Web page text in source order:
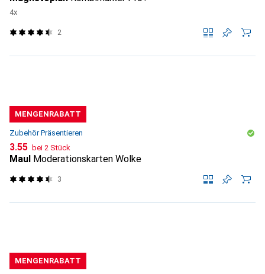
4x
2
MENGENRABATT
Zubehör Präsentieren
CHF
3.55 bei 2 Stück
Maul Moderationskarten Wolke
3
MENGENRABATT